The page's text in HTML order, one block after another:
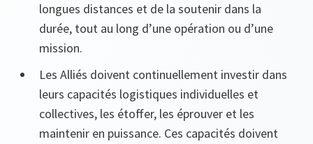
longues distances et de la soutenir dans la
durée, tout au long d’une opération ou d’une
mission.
Les Alliés doivent continuellement investir dans
leurs capacités logistiques individuelles et
collectives, les étoffer, les éprouver et les
maintenir en puissance. Ces capacités doivent